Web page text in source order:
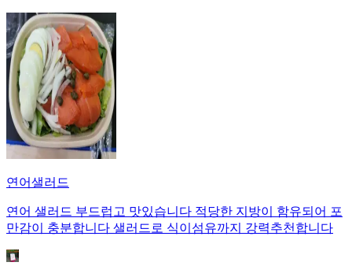
연어샐러드
연어 샐러드 부드럽고 맛있습니다 적당한 지방이 함유되어 포
만감이 충분합니다 샐러드로 식이섬유까지 강력추천합니다